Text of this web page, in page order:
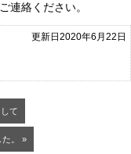
連絡ください。
更新日2020年6月22日
て
た。 »